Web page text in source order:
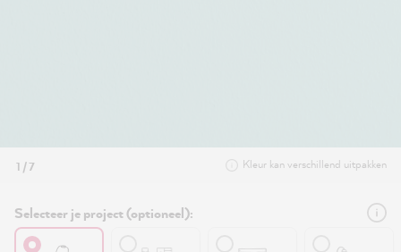
1 / 7 Kleur kan verschillend uitpakken
Selecteer je project (optioneel):